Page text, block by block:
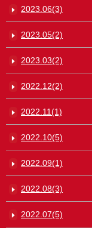
2023.06(3)
2023.05(2)
2023.03(2)
2022.12(2)
2022.11(1)
2022.10(5)
2022.09(1)
2022.08(3)
2022.07(5)